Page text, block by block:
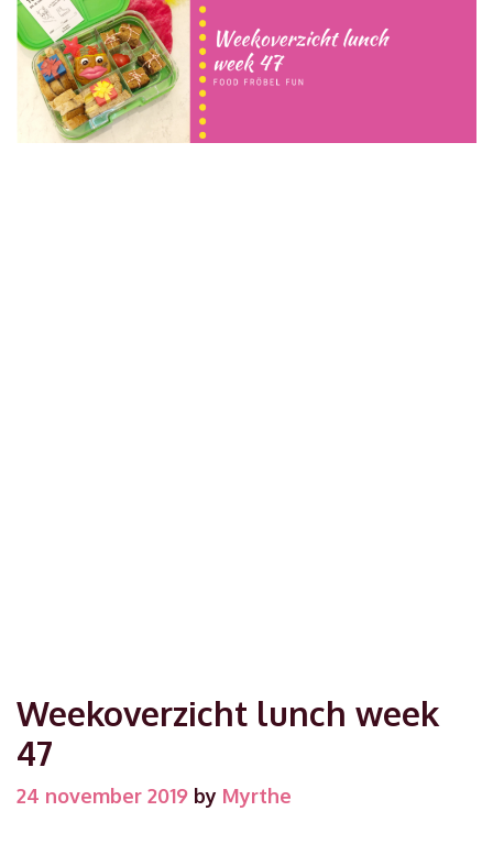
Weekoverzicht lunch week
47
24 november 2019 by Myrthe